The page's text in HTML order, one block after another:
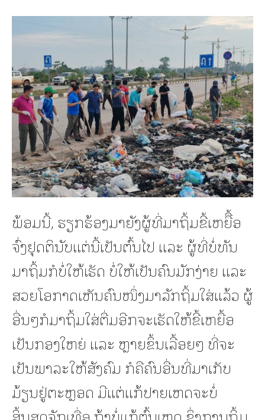
ພ້ອມນີ້, ຮຽກຮ້ອງມາຍັງຜູ້ທີ່ມາຖິ້ມຂີ້ເຫຍືື້ອ
ຈົ່ງຢຸດຕິນັບແຕ່ນີ້ເປັນຕົ້ນໄປ ແລະ ຜູ້ທີ່ບໍ່ທັນ
ມາຖິ້ມກໍບໍ່ໃຫ້ເຮັດ ບໍ່ໃຫ້ເປັນຄົນມັກງ່າຍ ແລະ
ສວຍໂອກາດເຫັນຄົນໜຶ່ງມາລັກຖິ້ມໃສ່ແລ້ວ ຜູ້
ອື່ນໆກໍມາຖິ້ມໃສ່ຕື່ມອີກຈະເຮັດໃຫ້ຂີ້ເຫຍື້ອ
ເປັນກອງໃຫຍ່ ແລະ ຫຼາຍຂຶ້ນເລື້ອຍໆ ທີ່ຈະ
ເປັນພາລະໃຫ້ສັງຄົມ ກໍຄືຄົນອື່ນທີ່ມາເກັບ
ມ້ຽນຢູ່ຕະຫຼອດ ມີແຕ່ແກ້ປາຍເຫດຈະບໍ່